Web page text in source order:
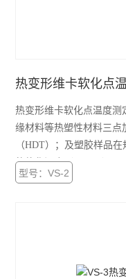
热变形维卡软化点
热变形维卡软化点温度
缘材料等热塑性材料三
（HDT）；及塑胶样品
的软化温度（VICAT）。
型号：VS-2